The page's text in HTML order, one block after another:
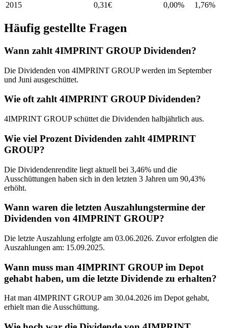
2015
0,31€ 0,00% 1,76%
Häufig gestellte Fragen
Wann zahlt 4IMPRINT GROUP Dividenden?
Die Dividenden von 4IMPRINT GROUP werden im September
und Juni ausgeschüttet.
Wie oft zahlt 4IMPRINT GROUP Dividenden?
4IMPRINT GROUP schüttet die Dividenden halbjährlich aus.
Wie viel Prozent Dividenden zahlt 4IMPRINT
GROUP?
Die Dividendenrendite liegt aktuell bei 3,46% und die
Ausschüttungen haben sich in den letzten 3 Jahren um 90,43%
erhöht.
Wann waren die letzten Auszahlungstermine der
Dividenden von 4IMPRINT GROUP?
Die letzte Auszahlung erfolgte am 03.06.2026. Zuvor erfolgten die
Auszahlungen am: 15.09.2025.
Wann muss man 4IMPRINT GROUP im Depot
gehabt haben, um die letzte Dividende zu erhalten?
Hat man 4IMPRINT GROUP am 30.04.2026 im Depot gehabt,
erhielt man die Ausschüttung.